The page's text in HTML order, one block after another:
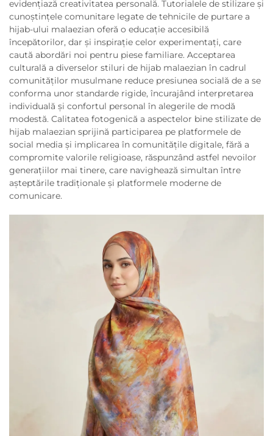
evidențiază creativitatea personală. Tutorialele de stilizare și
cunoștințele comunitare legate de tehnicile de purtare a
hijab-ului malaezian oferă o educație accesibilă
începătorilor, dar și inspirație celor experimentați, care
caută abordări noi pentru piese familiare. Acceptarea
culturală a diverselor stiluri de hijab malaezian în cadrul
comunităților musulmane reduce presiunea socială de a se
conforma unor standarde rigide, încurajând interpretarea
individuală și confortul personal în alegerile de modă
modestă. Calitatea fotogenică a aspectelor bine stilizate de
hijab malaezian sprijină participarea pe platformele de
social media și implicarea în comunitățile digitale, fără a
compromite valorile religioase, răspunzând astfel nevoilor
generațiilor mai tinere, care navighează simultan între
așteptările tradiționale și platformele moderne de
comunicare.